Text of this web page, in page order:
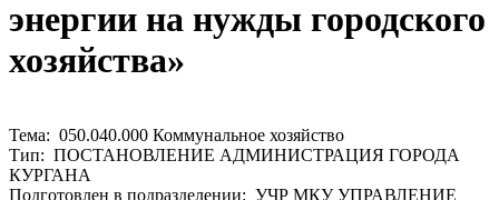
энергии на нужды городского
хозяйства»
Тема: 050.040.000 Коммунальное хозяйство
Тип: ПОСТАНОВЛЕНИЕ АДМИНИСТРАЦИЯ ГОРОДА
КУРГАНА
Подготовлен в подразделении: УЧР МКУ УПРАВЛЕНИЕ